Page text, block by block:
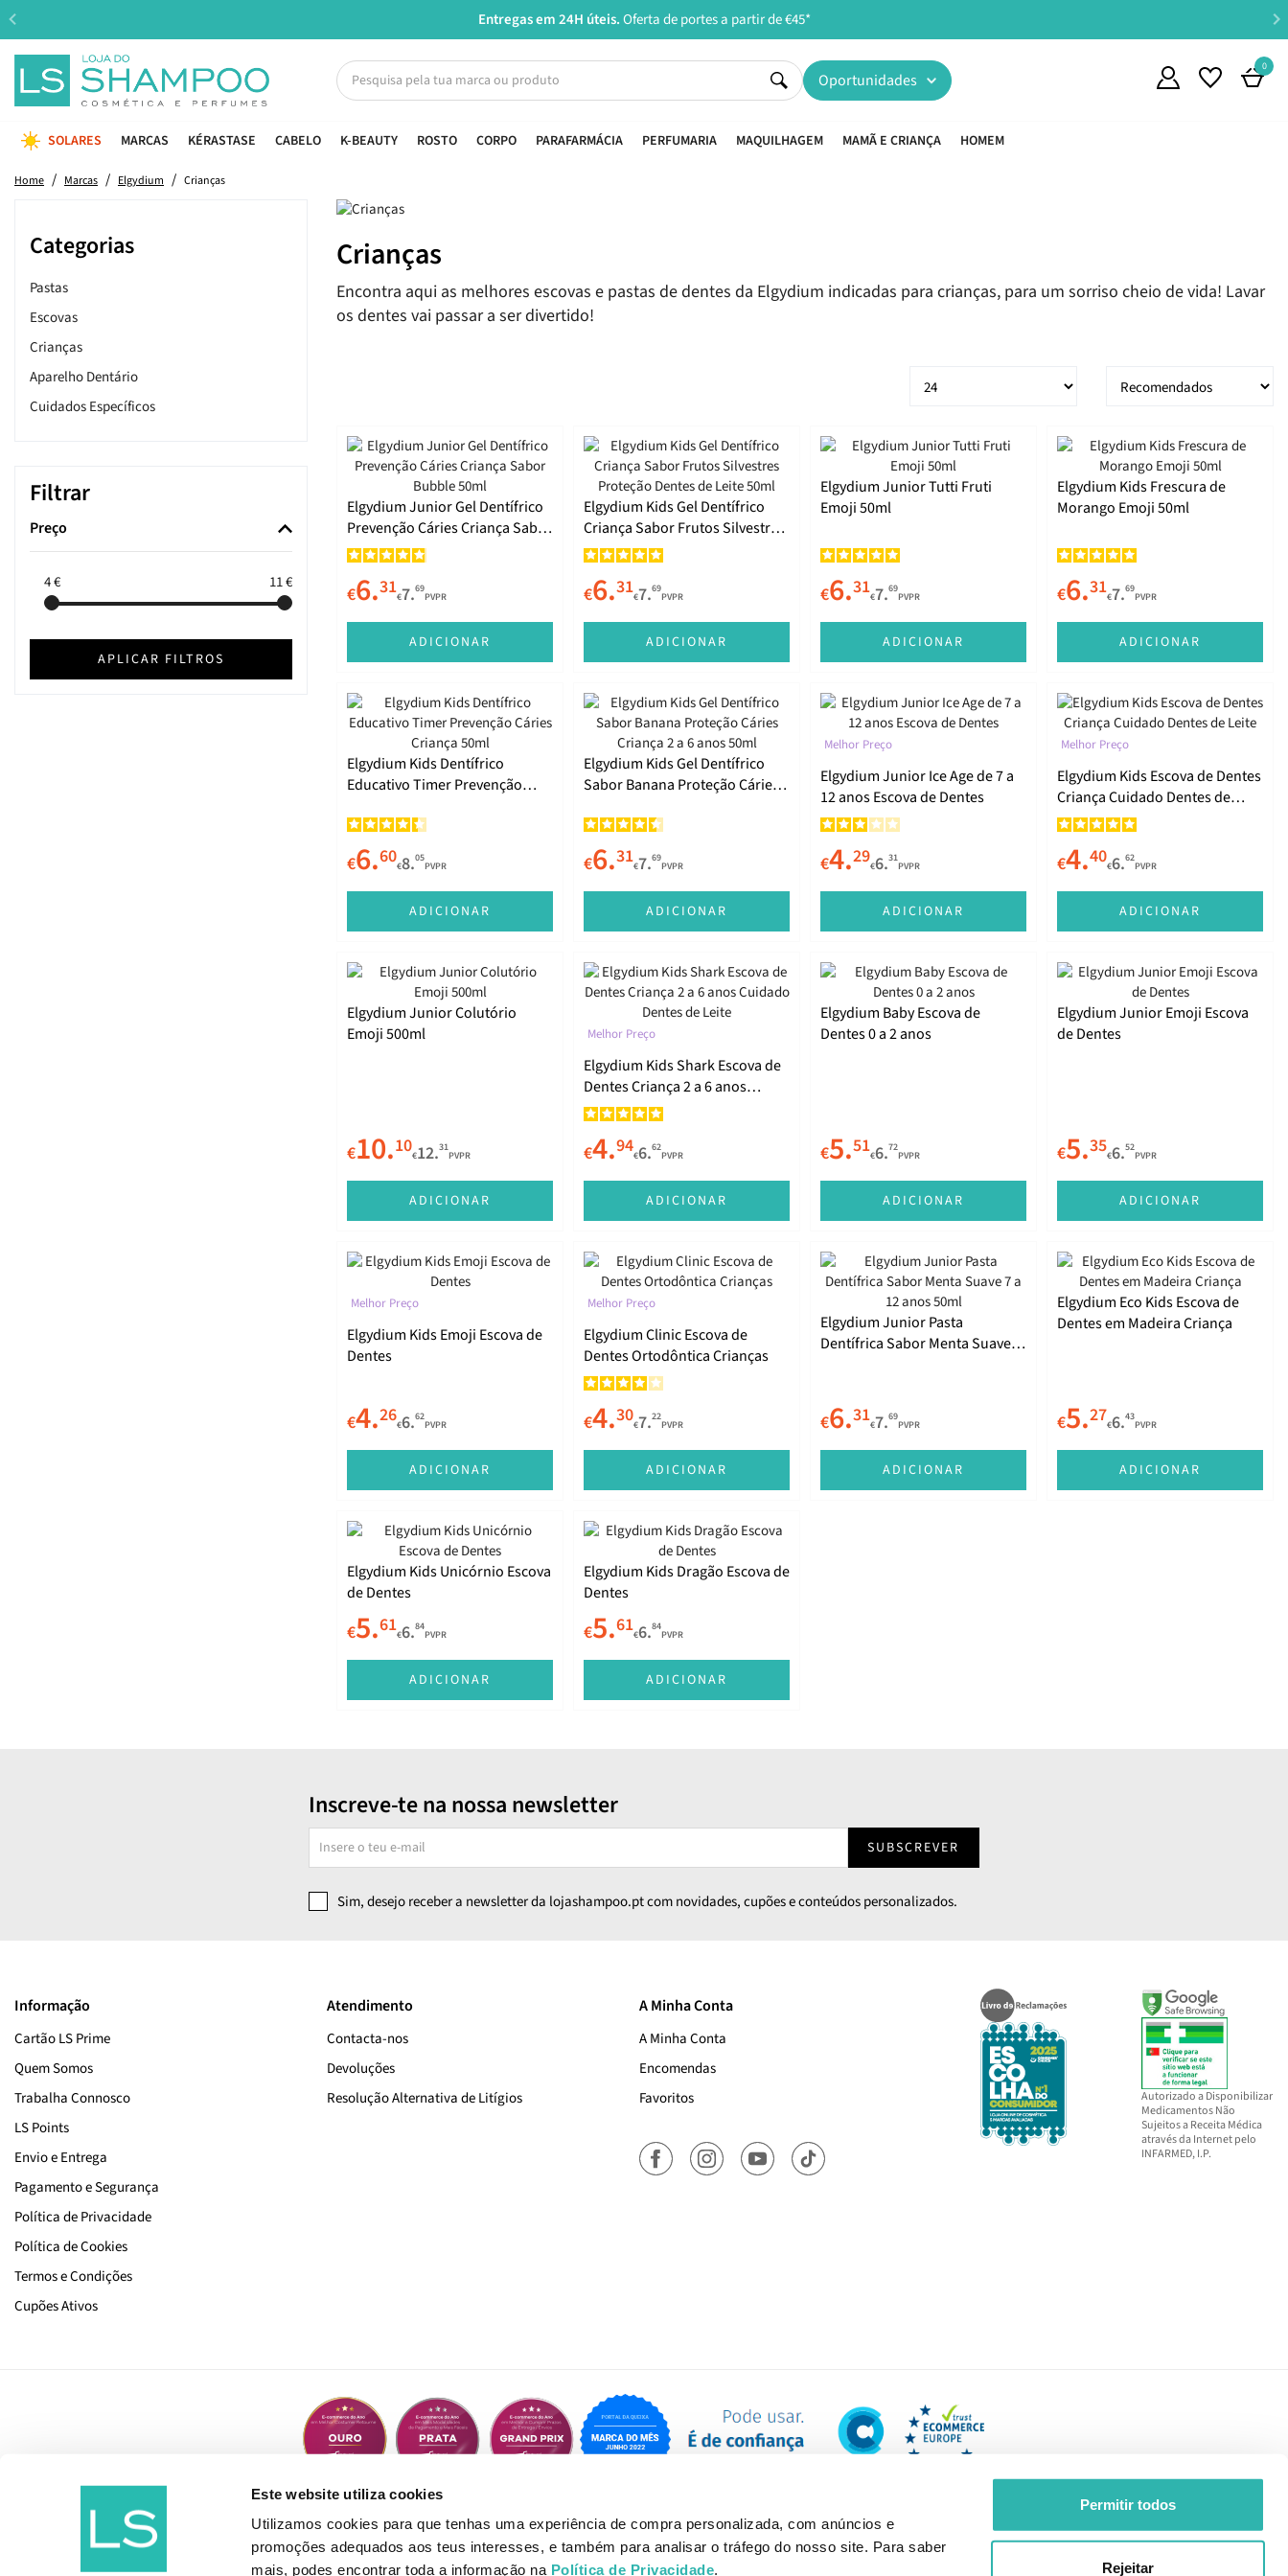
Este website utiliza cookies
Utilizamos cookies para que tenhas uma experiência de compra personalizada, com anúncios e
promoções adequados aos teus interesses, e também para analisar o tráfego do nosso site. Para saber
mais, podes encontrar toda a informação na Política de Privacidade.
Permitir todos
Rejeitar
Entregas em 24H úteis.Oferta de portes a partir de €45*
Oportunidades
0
SOLARES MARCAS KÉRASTASE CABELO K-BEAUTY ROSTO CORPO PARAFARMÁCIA PERFUMARIA MAQUILHAGEM MAMÃ E CRIANÇA HOMEM
Home Marcas Elgydium Crianças
Categorias
Pastas
Escovas
Crianças
Aparelho Dentário
Cuidados Específicos
Filtrar
Preço
4€ 11€
APLICAR FILTROS
Crianças
Encontra aqui as melhores escovas e pastas de dentes da Elgydium indicadas para crianças, para um sorriso cheio de vida! Lavar
os dentes vai passar a ser divertido!
Elgydium Junior Gel Dentífrico
Prevenção Cáries Criança Sabor
Bubble 50ml
€6.31€7.69
PVPR
ADICIONAR
Elgydium Kids Gel Dentífrico
Criança Sabor Frutos Silvestres
Proteção Dentes de Leite 50ml
€6.31€7.69
PVPR
ADICIONAR
Elgydium Junior Tutti Fruti
Emoji 50ml
€6.31€7.69
PVPR
ADICIONAR
Elgydium Kids Frescura de
Morango Emoji 50ml
€6.31€7.69
PVPR
ADICIONAR
Elgydium Kids Dentífrico
Educativo Timer Prevenção
€6.60€8.05
PVPR
ADICIONAR
Elgydium Kids Gel Dentífrico
Sabor Banana Proteção Cáries
€6.31€7.69
PVPR
ADICIONAR
Melhor Preço
Elgydium Junior Ice Age de 7 a
12 anos Escova de Dentes
€4.29€6.31
PVPR
ADICIONAR
Melhor Preço
Elgydium Kids Escova de Dentes
Criança Cuidado Dentes de
Leite
€4.40€6.62
PVPR
ADICIONAR
Elgydium Junior Colutório
Emoji 500ml
€10.10€12.31
PVPR
ADICIONAR
Melhor Preço
Elgydium Kids Shark Escova de
Dentes Criança 2 a 6 anos
Cuidado Dentes de Leite
€4.94€6.62
PVPR
ADICIONAR
Elgydium Baby Escova de
Dentes 0 a 2 anos
€5.51€6.72
PVPR
ADICIONAR
Elgydium Junior Emoji Escova
de Dentes
€5.35€6.52
PVPR
ADICIONAR
Melhor Preço
Elgydium Kids Emoji Escova de
Dentes
€4.26€6.62
PVPR
ADICIONAR
Melhor Preço
Elgydium Clinic Escova de
Dentes Ortodôntica Crianças
€4.30€7.22
PVPR
ADICIONAR
Elgydium Junior Pasta
Dentífrica Sabor Menta Suave 7
€6.31€7.69
PVPR
ADICIONAR
Elgydium Eco Kids Escova de
Dentes em Madeira Criança
€5.27€6.43
PVPR
ADICIONAR
Elgydium Kids Unicórnio Escova
de Dentes
€5.61€6.84
PVPR
ADICIONAR
Elgydium Kids Dragão Escova de
Dentes
€5.61€6.84
PVPR
ADICIONAR
Inscreve-te na nossa newsletter
SUBSCREVER
Sim, desejo receber a newsletter da lojashampoo.pt com novidades, cupões e conteúdos personalizados.
Informação
Cartão LS Prime
Quem Somos
Trabalha Connosco
LS Points
Envio e Entrega
Pagamento e Segurança
Política de Privacidade
Política de Cookies
Termos e Condições
Cupões Ativos
Atendimento
Contacta-nos
Devoluções
Resolução Alternativa de Litígios
A Minha Conta
A Minha Conta
Encomendas
Favoritos
Autorizado a Disponibilizar
Medicamentos Não
Sujeitos a Receita Médica
através da Internet pelo
INFARMED, I.P.